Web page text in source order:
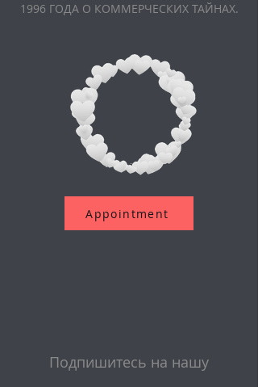
1996 ГОДА О КОММЕРЧЕСКИХ ТАЙНАХ.
Appointment
Подпишитесь на нашу